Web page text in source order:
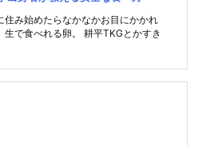
住み始めたらなかなかお目にかかれ
生で食べれる卵。 耕平TKGとかすき